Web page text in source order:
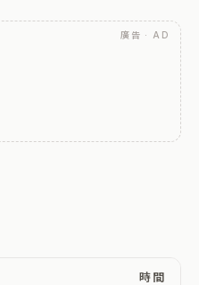
廣告 · AD
時間